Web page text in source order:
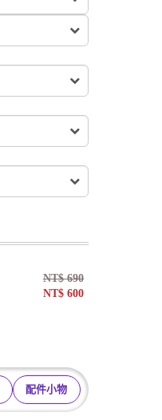
NT$690
NT$ 600
配件小物